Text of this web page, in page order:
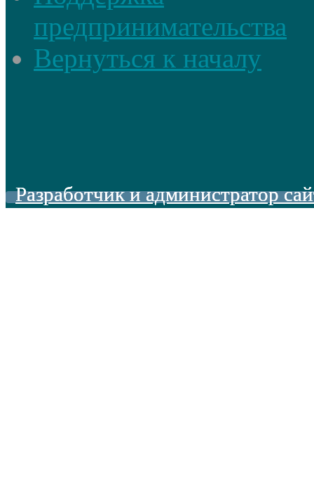
предпринимательства
Вернуться к началу
Разработчик и администратор